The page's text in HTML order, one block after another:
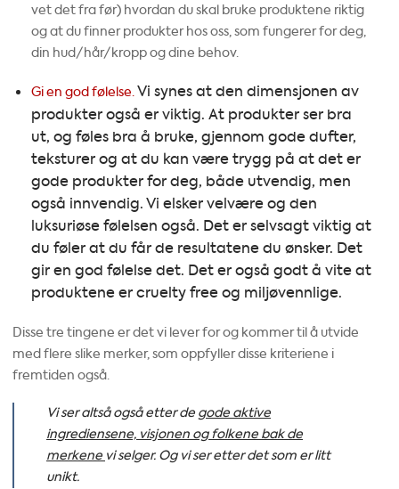
vet det fra før) hvordan du skal bruke produktene riktig
og at du finner produkter hos oss, som fungerer for deg,
din hud/hår/kropp og dine behov.
Gi en god følelse.Vi synes at den dimensjonen av
produkter også er viktig. At produkter ser bra
ut, og føles bra å bruke, gjennom gode dufter,
teksturer og at du kan være trygg på at det er
gode produkter for deg, både utvendig, men
også innvendig. Vi elsker velvære og den
luksuriøse følelsen også. Det er selvsagt viktig at
du føler at du får de resultatene du ønsker. Det
gir en god følelse det. Det er også godt å vite at
produktene er cruelty free og miljøvennlige.
Disse tre tingene er det vi lever for og kommer til å utvide
med flere slike merker, som oppfyller disse kriteriene i
fremtiden også.
Vi ser altså også etter de gode aktive
ingrediensene, visjonen og folkene bak de
merkene vi selger. Og vi ser etter det som er litt
unikt.